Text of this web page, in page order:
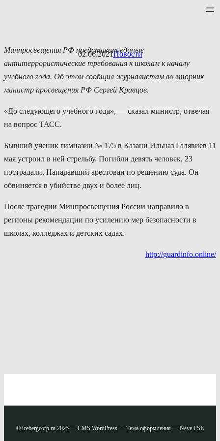
02.06.2021Новости
Минпросвещения РФ представит единые
антитеррористические требования к школам к началу
учебного года. Об этом сообщил журналистам во вторник
министр просвещения РФ Сергей Кравцов.
«До следующего учебного года», — сказал министр, отвечая
на вопрос ТАСС.
Бывший ученик гимназии № 175 в Казани Ильназ Галявиев 11
мая устроил в ней стрельбу. Погибли девять человек, 23
пострадали. Нападавший арестован по решению суда. Он
обвиняется в убийстве двух и более лиц.
После трагедии Минпросвещения России направило в
регионы рекомендации по усилению мер безопасности в
школах, колледжах и детских садах.
http://guardinfo.online/
© icebergcorp.ru 2025 — CMS WordPress — Тема оформления — Neve FSE